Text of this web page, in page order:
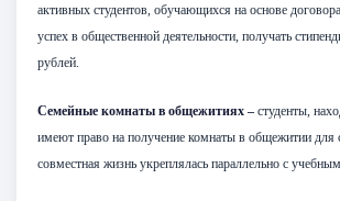
активных студентов, обучающихся на основе
успех в общественной деятельности, получать
рублей.
Семейные комнаты в общежитиях –студенты,
имеют право на получение комнаты в общежитии для
совместная жизнь укреплялась параллельно с